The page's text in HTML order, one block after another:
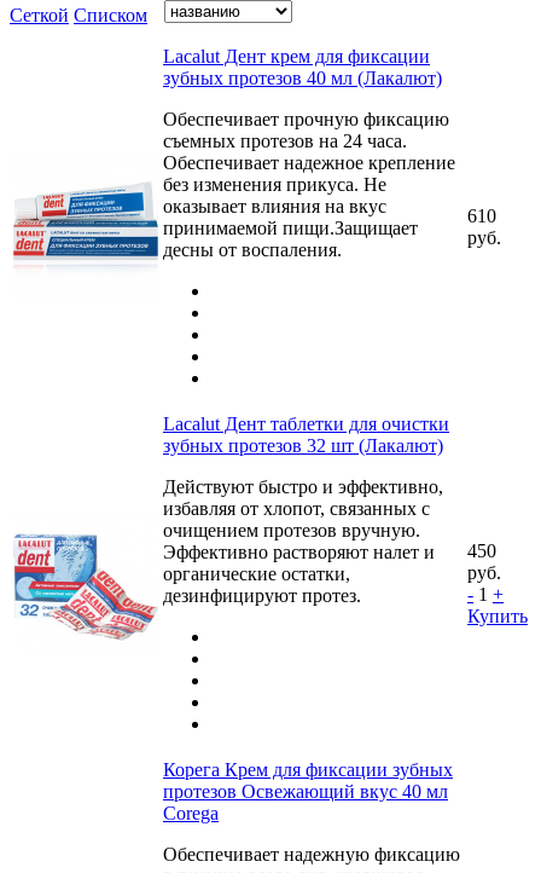
Сеткой Списком
Lacalut Дент крем для фиксации
зубных протезов 40 мл (Лакалют)
Обеспечивает прочную фиксацию
съемных протезов на 24 часа.
Обеспечивает надежное крепление
без изменения прикуса. Не
оказывает влияния на вкус
принимаемой пищи.Защищает
десны от воспаления.
610
руб.
Lacalut Дент таблетки для очистки
зубных протезов 32 шт (Лакалют)
Действуют быстро и эффективно,
избавляя от хлопот, связанных с
очищением протезов вручную.
Эффективно растворяют налет и
органические остатки,
дезинфицируют протез.
450
руб.
- 1 +
Купить
Корега Крем для фиксации зубных
протезов Освежающий вкус 40 мл
Corega
Обеспечивает надежную фиксацию